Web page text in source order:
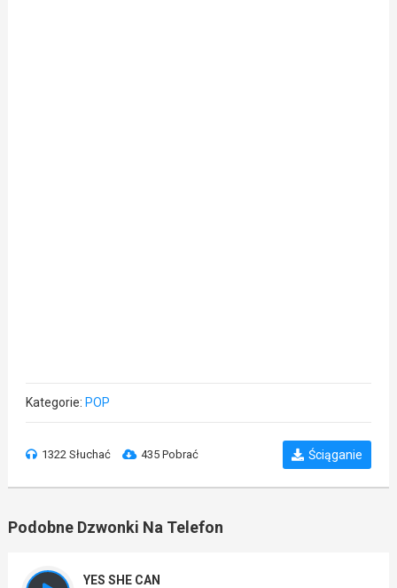
Kategorie: POP
1322 Słuchać 435 Pobrać Ściąganie
Podobne Dzwonki Na Telefon
YES SHE CAN